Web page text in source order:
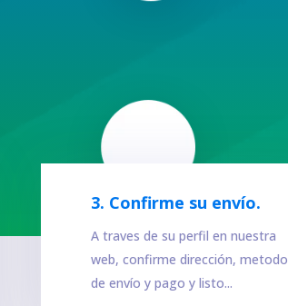
3. Confirme su envío.
A traves de su perfil en nuestra
web, confirme dirección, metodo
de envío y pago y listo...